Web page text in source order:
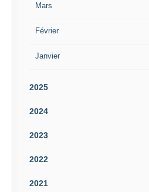
Mars
Février
Janvier
2025
2024
2023
2022
2021